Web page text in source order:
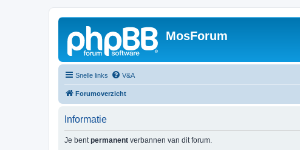
MosForum
Snelle links V&A
Forumoverzicht
Informatie
Je bentpermanent verbannen van dit forum.